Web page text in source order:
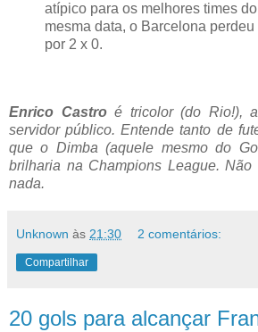
atípico para os melhores times
mesma data, o Barcelona
por 2 x 0.
Enrico Castroé tricolor (do Rio!),
servidor público. Entende tanto de
que o Dimba (aquele mesmo do
brilharia na Champions League.
nada.
Unknown às 21:30 2 comentários:
Compartilhar
20 gols para alcançar